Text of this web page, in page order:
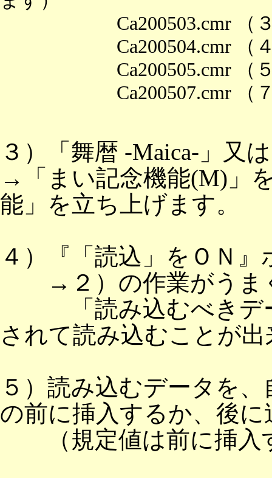
Ca200503.cmr （３月
Ca200504.cmr （４月
Ca200505.cmr （５月
Ca200507.cmr （７月
３）「舞暦 -Maica-」又
→「まい記念機能(M)」
能」を立ち上げます。
４）『「読込」をＯＮ
→２）の作業がうま
「読み込むべきデー
されて読み込むことが
５）読み込むデータを
の前に挿入するか、後
（規定値は前に挿入